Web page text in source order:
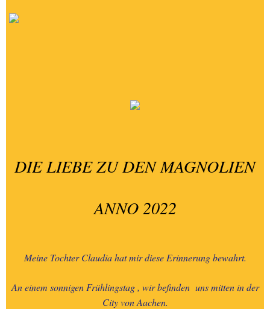
DIE LIEBE ZU DEN MAGNOLIEN
ANNO 2022
Meine Tochter Claudia hat mir diese Erinnerung bewahrt.
An einem sonnigen Frühlingstag , wir befinden uns mitten in der
City von Aachen.